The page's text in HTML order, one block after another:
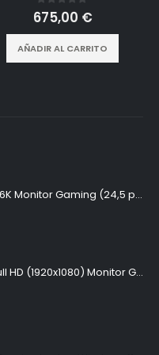
0out of 5
675,00 €
AÑADIR AL CARRITO
BenQ ZOWIE XL2546K Monitor Gaming (24,5 pulgadas, FHD 1080p, 240 Hz, 0.5ms, DyAc+, XL Setting to Share, S switch, Shielding Hood)
Dell G2723HN 27" Full HD (1920x1080) Monitor Gaming, 165Hz, Fast IPS, 1ms, AMD FreeSync Premium, NVIDIA G-SYNC Compatible, 99% sRGB, DisplayPort, 2x HDMI, Negro